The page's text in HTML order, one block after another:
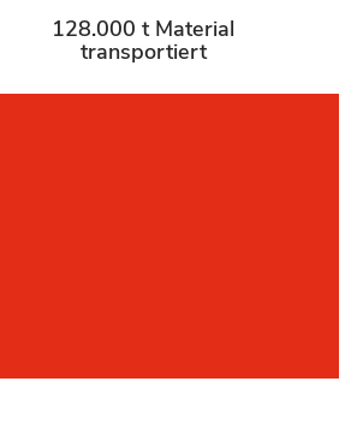
128.000 t Material
transportiert